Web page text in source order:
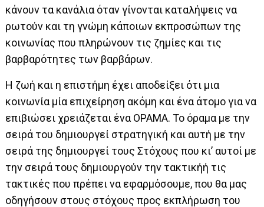
κάνουν τα κανάλια όταν γίνονται καταλήψεις να
ρωτούν και τη γνώμη κάποιων εκπροσώπων της
κοινωνίας που πληρώνουν τις ζημίες και τις
βαρβαρότητες των βαρβάρων.
Η ζωή και η επιστήμη έχει αποδείξει ότι μια
κοινωνία μία επιχείρηση ακόμη και ένα άτομο για να
επιβιώσει χρειάζεται ένα ΟΡΑΜΑ. Το όραμα με την
σειρά του δημιουργεί στρατηγική και αυτή με την
σειρά της δημιουργεί τους Στόχους που κι’ αυτοί με
την σειρά τους δημιουργούν την τακτικήή τις
τακτικές που πρέπει να εφαρμόσουμε, που θα μας
οδηγήσουν στους στόχους προς εκπλήρωση του